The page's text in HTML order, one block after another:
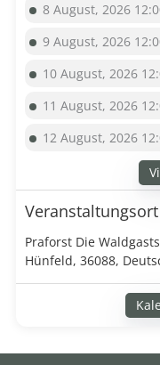
8 August, 2026
9 August, 2026
10 August, 2026
11 August, 2026
12 August, 2026
Veranstaltungsort
Praforst Die
Hünfeld, 36088,